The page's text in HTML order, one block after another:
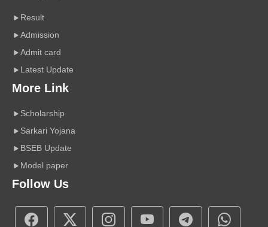
Result
Admission
Admit card
Latest Update
More Link
Scholarship
Sarkari Yojana
BSEB Update
Model paper
Follow Us